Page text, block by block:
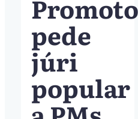
pede
júri
popular